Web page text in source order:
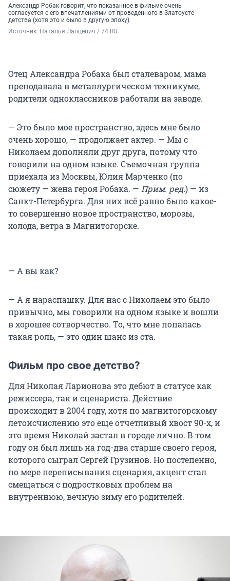
Александр Робак говорит, что показанное в фильме очень
согласуется с его впечатлениями от проведенного в Златоусте
детства (хотя это и было в другую эпоху)
Источник: Наталья Лапцевич / 74.RU
Отец Александра Робака был сталеваром, мама
преподавала в металлургическом техникуме,
родители одноклассников работали на заводе.
— Это было мое пространство, здесь мне было
очень хорошо, — продолжает актер. — Мы с
Николаем дополняли друг друга, потому что
говорили на одном языке. Съемочная группа
приехала из Москвы, Юлия Марченко (по
сюжету — жена героя Робака. — Прим. ред.) — из
Санкт-Петербурга. Для них всё равно было какое-
то совершенно новое пространство, морозы,
холода, ветра в Магнитогорске.
— А вы как?
— А я нараспашку. Для нас с Николаем это было
привычно, мы говорили на одном языке и вошли
в хорошее сотворчество. То, что мне попалась
такая роль, — это один шанс из ста.
Фильм про свое детство?
Для Николая Ларионова это дебют в статусе как
режиссера, так и сценариста. Действие
происходит в 2004 году, хотя по магнитогорскому
летоисчислению это еще отчетливый хвост 90-х, и
это время Николай застал в городе лично. В том
году он был лишь на год-два старше своего героя,
которого сыграл Сергей Грузинов. Но постепенно,
по мере переписывания сценария, акцент стал
смещаться с подростковых проблем на
внутреннюю, вечную зиму его родителей.